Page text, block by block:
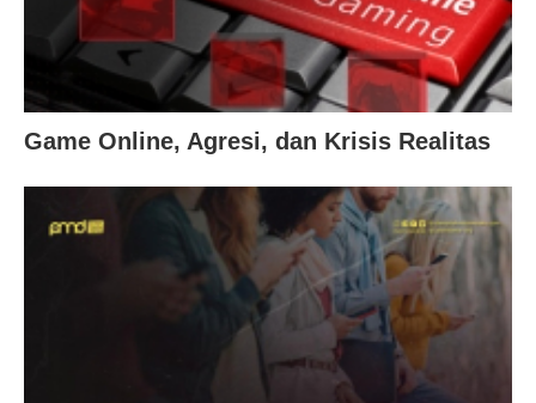
Game Online, Agresi, dan Krisis Realitas